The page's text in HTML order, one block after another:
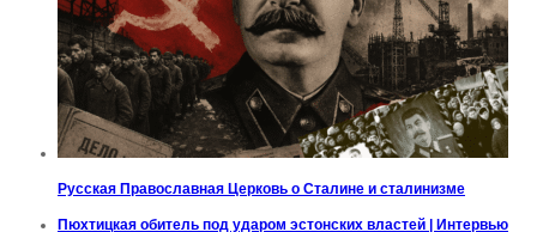
Русская Православная Церковь о Сталине и сталинизме
Пюхтицкая обитель под ударом эстонских властей | Интервью